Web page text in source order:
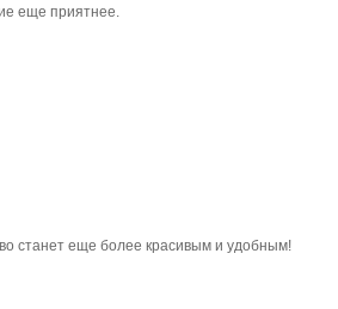
еще приятнее.
станет еще более красивым и удобным!